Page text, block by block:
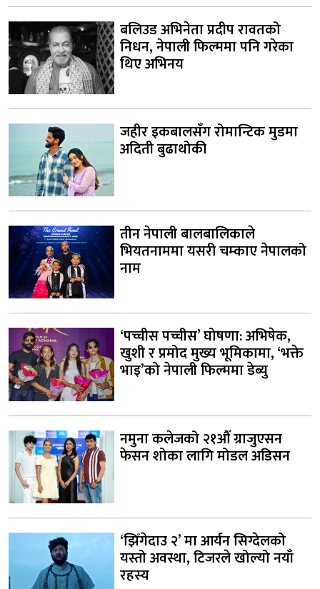
बलिउड अभिनेता प्रदीप रावतको
निधन, नेपाली फिल्ममा पनि गरेका
थिए अभिनय
जहीर इकबालसँग रोमान्टिक मुडमा
अदिती बुढाथोकी
तीन नेपाली बालबालिकाले
भियतनाममा यसरी चम्काए नेपालको
नाम
‘पच्चीस पच्चीस’ घोषणा: अभिषेक,
खुशी र प्रमोद मुख्य भूमिकामा, ‘भक्ते
भाइ’को नेपाली फिल्ममा डेब्यु
नमुना कलेजको २१औँ ग्राजुएसन
फेसन शोका लागि मोडल अडिसन
‘झिँगेदाउ २’ मा आर्यन सिग्देलको
यस्तो अवस्था, टिजरले खोल्यो नयाँ
रहस्य